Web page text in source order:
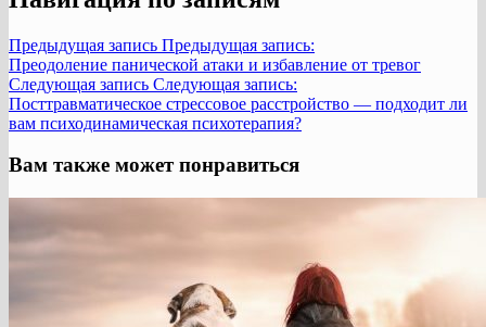
Предыдущая запись Предыдущая запись:
Преодоление панической атаки и избавление от тревог
Следующая запись Следующая запись:
Посттравматическое стрессовое расстройство — подходит ли
вам психодинамическая психотерапия?
Вам также может понравиться